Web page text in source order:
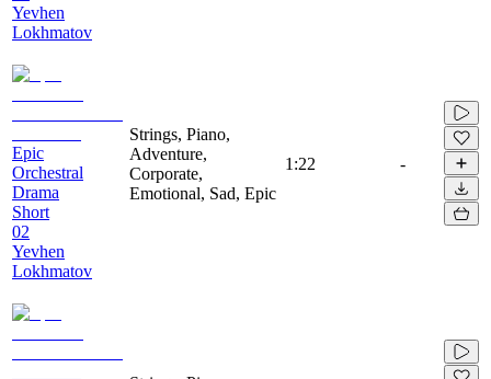
Yevhen
Lokhmatov
Epic
Orchestral
Drama
Short
02
Yevhen
Lokhmatov
Strings, Piano,
Adventure,
Corporate,
Emotional, Sad, Epic
1:22 -